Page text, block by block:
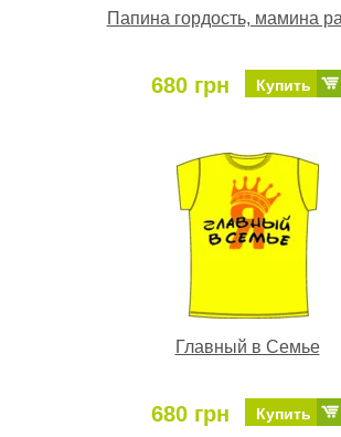
Папина гордость, мамина
680 грн Купить
Главный в Семье
680 грн Купить